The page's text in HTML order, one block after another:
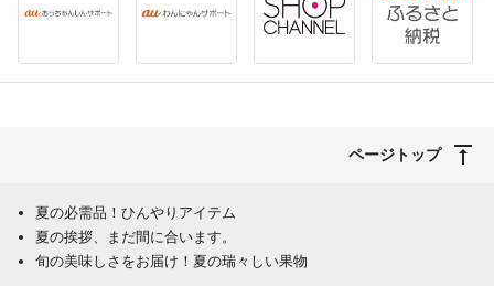
ページトップ
夏の必需品！ひんやりアイテム
夏の挨拶、まだ間に合います。
旬の美味しさをお届け！夏の瑞々しい果物